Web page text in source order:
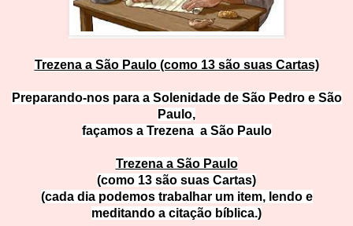
Trezena a São Paulo (como 13 são suas Cartas)
Preparando-nos para a Solenidade de São Pedro e São
Paulo,
façamos a Trezena a São Paulo
Trezena a São Paulo
(como 13 são suas Cartas)
(cada dia podemos trabalhar um item, lendo e
meditando a citação bíblica.)